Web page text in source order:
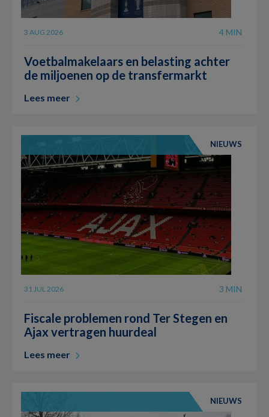
3 AUG 2026 4 MIN
Voetbalmakelaars en belasting achter
de miljoenen op de transfermarkt
Lees meer
NIEUWS
31 JUL 2026 3 MIN
Fiscale problemen rond Ter Stegen en
Ajax vertragen huurdeal
Lees meer
NIEUWS